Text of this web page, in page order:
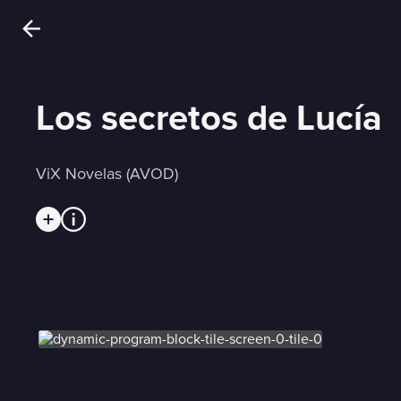
Los secretos de Lucía
ViX Novelas (AVOD)